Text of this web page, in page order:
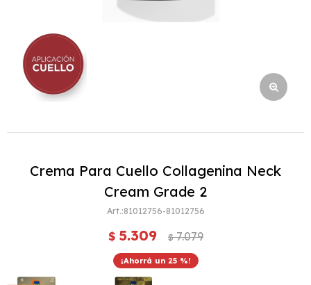
Crema Para Cuello Collagenina Neck
Cream Grade 2
81012756-81012756
$ 5.309 $ 7.079
25